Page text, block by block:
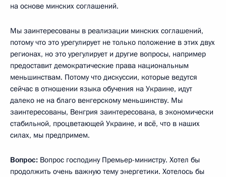
на основе минских соглашений.
Мы заинтересованы в реализации минских соглашений,
потому что это урегулирует не только положение в этих двух
регионах, но это урегулирует и другие вопросы, например
предоставит демократические права национальным
меньшинствам. Потому что дискуссии, которые ведутся
сейчас в отношении языка обучения на Украине, идут
далеко не на благо венгерскому меньшинству. Мы
заинтересованы, Венгрия заинтересована, в экономически
стабильной, процветающей Украине, и всё, что в наших
силах, мы предпримем.
Вопрос: Вопрос господину Премьер-министру. Хотел бы
продолжить очень важную тему энергетики. Хотелось бы